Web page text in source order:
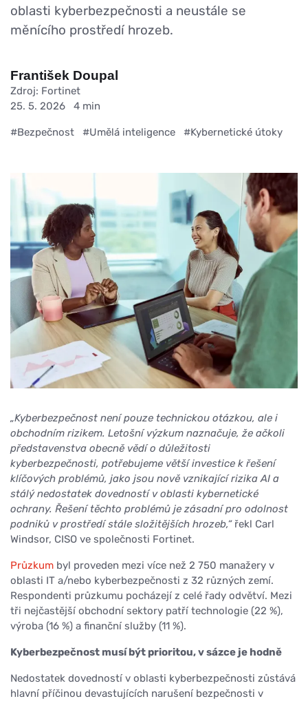
oblasti kyberbezpečnosti a neustále se
měnícího prostředí hrozeb.
František Doupal
Zdroj: Fortinet
25. 5. 2026
4 min
#Bezpečnost #Umělá inteligence #Kybernetické útoky
„Kyberbezpečnost není pouze technickou otázkou, ale i
obchodním rizikem. Letošní výzkum naznačuje, že ačkoli
představenstva obecně vědí o důležitosti
kyberbezpečnosti, potřebujeme větší investice k řešení
klíčových problémů, jako jsou nově vznikající rizika AI a
stálý nedostatek dovedností v oblasti kybernetické
ochrany. Řešení těchto problémů je zásadní pro odolnost
podniků v prostředí stále složitějších hrozeb,“ řekl Carl
Windsor, CISO ve společnosti Fortinet.
Průzkum byl proveden mezi více než 2 750 manažery v
oblasti IT a/nebo kyberbezpečnosti z 32 různých zemí.
Respondenti průzkumu pocházejí z celé řady odvětví. Mezi
tři nejčastější obchodní sektory patří technologie (22 %),
výroba (16 %) a finanční služby (11 %).
Kyberbezpečnost musí být prioritou, v sázce je hodně
Nedostatek dovedností v oblasti kyberbezpečnosti zůstává
hlavní příčinou devastujících narušení bezpečnosti v